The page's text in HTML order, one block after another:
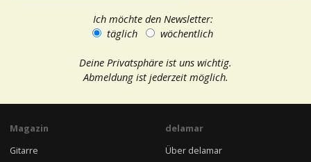
Ich möchte den Newsletter:
täglich
wöchentlich
Deine Privatsphäre ist uns wichtig.
Abmeldung ist jederzeit möglich.
Magazin
Gitarre
delamar
Über delamar